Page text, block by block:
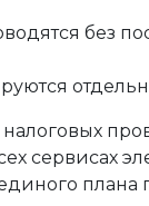
без
сервисах